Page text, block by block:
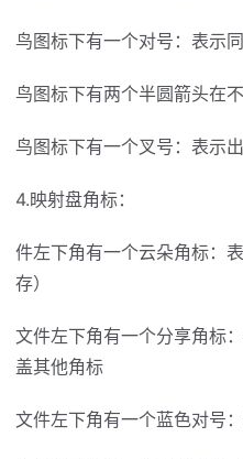
鸟图标下有一个对号：表示
鸟图标下有两个半圆箭头在
鸟图标下有一个叉号：表示
4.映射盘角标：
件左下角有一个云朵角标：
存）
文件左下角有一个分享角标
盖其他角标
文件左下角有一个蓝色对号